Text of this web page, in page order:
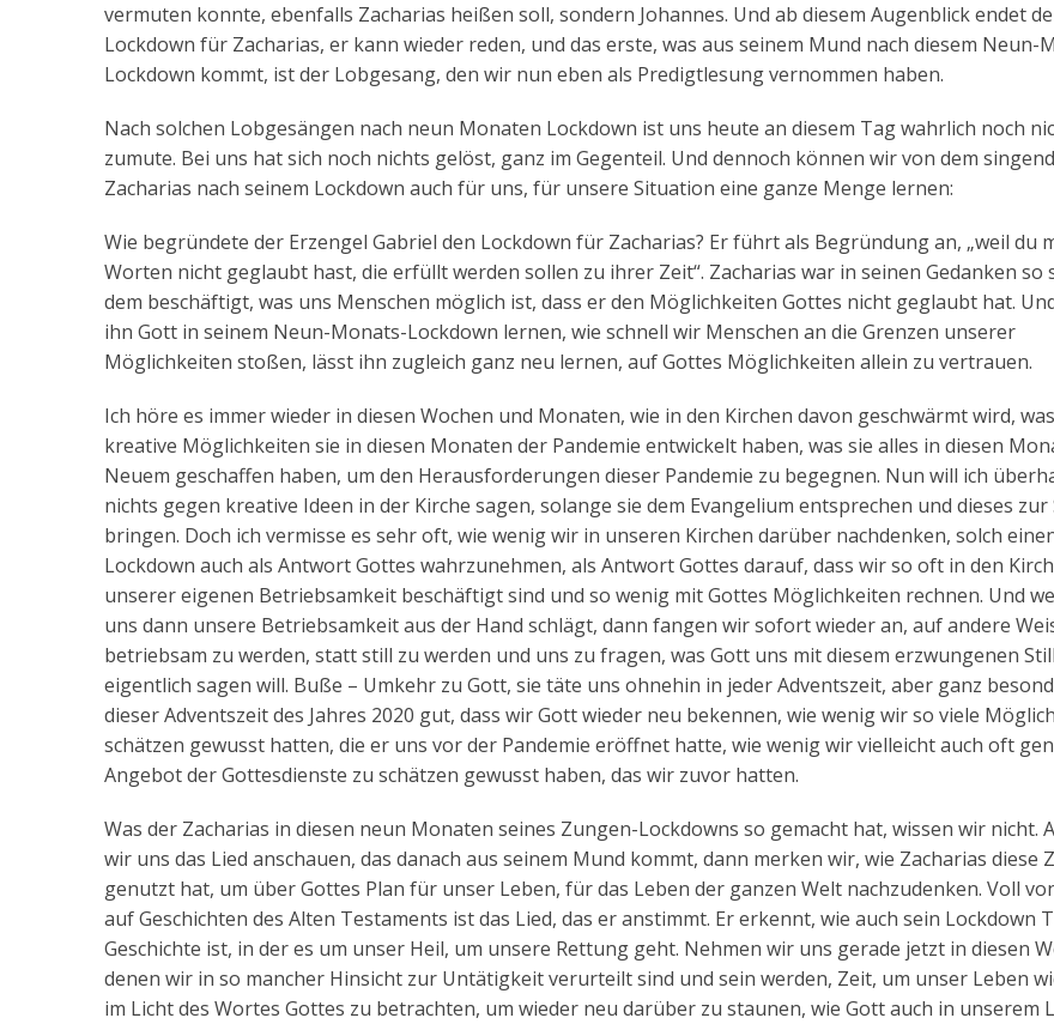
vermuten konnte, ebenfalls Zacharias heißen soll, sondern Johannes. Und ab diesem Augenblick endet
Lockdown für Zacharias, er kann wieder reden, und das erste, was aus seinem Mund nach diesem Neun-
Lockdown kommt, ist der Lobgesang, den wir nun eben als Predigtlesung vernommen haben.
Nach solchen Lobgesängen nach neun Monaten Lockdown ist uns heute an diesem Tag wahrlich noch
zumute. Bei uns hat sich noch nichts gelöst, ganz im Gegenteil. Und dennoch können wir von dem
Zacharias nach seinem Lockdown auch für uns, für unsere Situation eine ganze Menge lernen:
Wie begründete der Erzengel Gabriel den Lockdown für Zacharias? Er führt als Begründung an, „weil du
Worten nicht geglaubt hast, die erfüllt werden sollen zu ihrer Zeit“. Zacharias war in seinen Gedanken so
dem beschäftigt, was uns Menschen möglich ist, dass er den Möglichkeiten Gottes nicht geglaubt hat.
ihn Gott in seinem Neun-Monats-Lockdown lernen, wie schnell wir Menschen an die Grenzen unserer
Möglichkeiten stoßen, lässt ihn zugleich ganz neu lernen, auf Gottes Möglichkeiten allein zu vertrauen.
Ich höre es immer wieder in diesen Wochen und Monaten, wie in den Kirchen davon geschwärmt wird,
kreative Möglichkeiten sie in diesen Monaten der Pandemie entwickelt haben, was sie alles in diesen
Neuem geschaffen haben, um den Herausforderungen dieser Pandemie zu begegnen. Nun will ich
nichts gegen kreative Ideen in der Kirche sagen, solange sie dem Evangelium entsprechen und dieses zur
bringen. Doch ich vermisse es sehr oft, wie wenig wir in unseren Kirchen darüber nachdenken, solch
Lockdown auch als Antwort Gottes wahrzunehmen, als Antwort Gottes darauf, dass wir so oft in den
unserer eigenen Betriebsamkeit beschäftigt sind und so wenig mit Gottes Möglichkeiten rechnen. Und
uns dann unsere Betriebsamkeit aus der Hand schlägt, dann fangen wir sofort wieder an, auf andere
betriebsam zu werden, statt still zu werden und uns zu fragen, was Gott uns mit diesem erzwungenen
eigentlich sagen will. Buße – Umkehr zu Gott, sie täte uns ohnehin in jeder Adventszeit, aber ganz
dieser Adventszeit des Jahres 2020 gut, dass wir Gott wieder neu bekennen, wie wenig wir so viele
schätzen gewusst hatten, die er uns vor der Pandemie eröffnet hatte, wie wenig wir vielleicht auch oft
Angebot der Gottesdienste zu schätzen gewusst haben, das wir zuvor hatten.
Was der Zacharias in diesen neun Monaten seines Zungen-Lockdowns so gemacht hat, wissen wir nicht.
wir uns das Lied anschauen, das danach aus seinem Mund kommt, dann merken wir, wie Zacharias diese
genutzt hat, um über Gottes Plan für unser Leben, für das Leben der ganzen Welt nachzudenken. Voll
auf Geschichten des Alten Testaments ist das Lied, das er anstimmt. Er erkennt, wie auch sein Lockdown
Geschichte ist, in der es um unser Heil, um unsere Rettung geht. Nehmen wir uns gerade jetzt in diesen
denen wir in so mancher Hinsicht zur Untätigkeit verurteilt sind und sein werden, Zeit, um unser Leben
im Licht des Wortes Gottes zu betrachten, um wieder neu darüber zu staunen, wie Gott auch in unserem